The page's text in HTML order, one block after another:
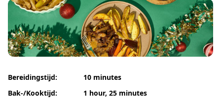
Bereidingstijd:
Bak-/Kooktijd:
10 minutes
1 hour, 25 minutes